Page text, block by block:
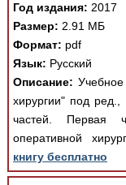
Год издания: 2017
Размер: 2.91 МБ
Формат: pdf
Язык: Русский
Описание: Учебное
хирургии" под ред.,
частей. Первая
оперативной
книгу бесплатно